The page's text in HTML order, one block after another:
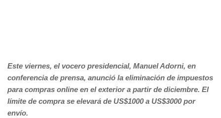
Este viernes, el vocero presidencial, Manuel Adorni, en
conferencia de prensa, anunció la eliminación de impuestos
para compras online en el exterior a partir de diciembre. El
límite de compra se elevará de US$1000 a US$3000 por
envío.